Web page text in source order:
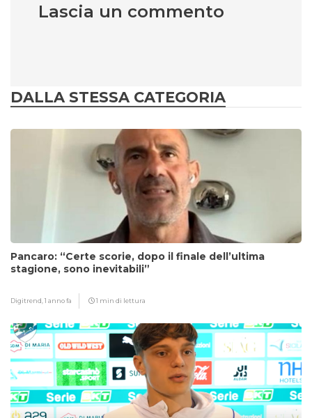
Lascia un commento
DALLA STESSA CATEGORIA
Pancaro: “Certe scorie, dopo il finale dell’ultima
stagione, sono inevitabili”
Digitrend,1 anno fa 1 min di lettura